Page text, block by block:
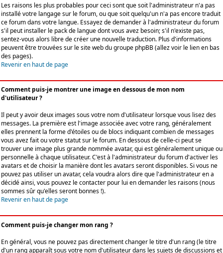
Les raisons les plus probables pour ceci sont que soit l'administrateur n'a pas
installé votre langage sur le forum, ou que soit quelqu'un n'a pas encore traduit
ce forum dans votre langue. Essayez de demander à l'administrateur du forum
s'il peut installer le pack de langue dont vous avez besoin; s'il n'existe pas,
sentez-vous alors libre de créer une nouvelle traduction. Plus d'informations
peuvent être trouvées sur le site web du groupe phpBB (allez voir le lien en bas
des pages).
Revenir en haut de page
Comment puis-je montrer une image en dessous de mon nom
d'utilisateur ?
Il peut y avoir deux images sous votre nom d'utilisateur lorsque vous lisez des
messages. La première est l'image associée avec votre rang, généralement
elles prennent la forme d'étoiles ou de blocs indiquant combien de messages
vous avez fait ou votre statut sur le forum. En dessous de celle-ci peut se
trouver une image plus grande nommée avatar, qui est généralement unique ou
personnelle à chaque utilisateur. C'est à l'administrateur du forum d'activer les
avatars et de choisir la manière dont les avatars seront disponibles. Si vous ne
pouvez pas utiliser un avatar, cela voudra alors dire que l'administrateur en a
décidé ainsi, vous pouvez le contacter pour lui en demander les raisons (nous
sommes sûr qu'elles seront bonnes !).
Revenir en haut de page
Comment puis-je changer mon rang ?
En général, vous ne pouvez pas directement changer le titre d'un rang (le titre
d'un rang apparaît sous votre nom d'utilisateur dans les sujets de discussions et